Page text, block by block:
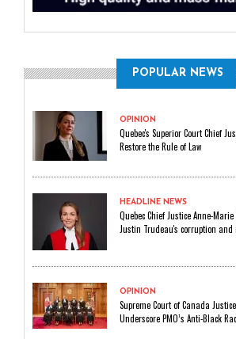
POPULAR NEWS
OPINION
Quebec's Superior Court Chief
Restore the Rule of Law
HEADLINE NEWS
Quebec Chief Justice Anne-
Justin Trudeau's corruption and
OPINION
Supreme Court of Canada
Underscore PMO’s Anti-Black